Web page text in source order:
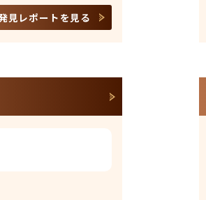
見レポートを見る